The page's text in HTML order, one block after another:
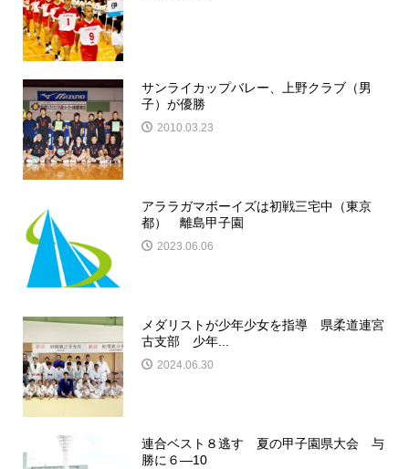
サンライカップバレー、上野クラブ（男
子）が優勝
2010.03.23
アララガマボーイズは初戦三宅中（東京
都） 離島甲子園
2023.06.06
メダリストが少年少女を指導 県柔道連宮
古支部 少年...
2024.06.30
連合ベスト８逃す 夏の甲子園県大会 与
勝に６―10